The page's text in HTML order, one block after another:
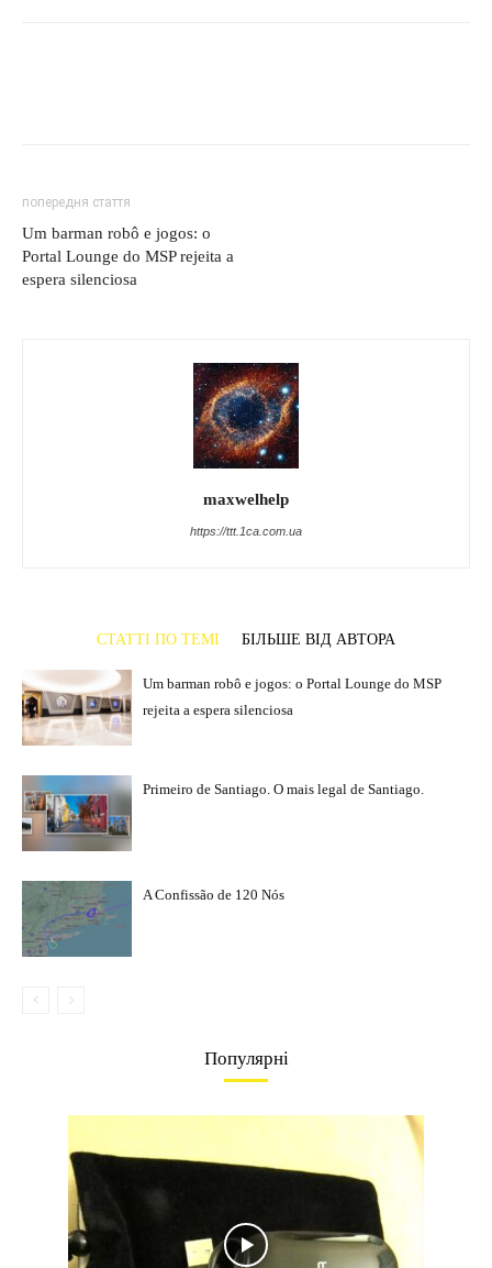
попередня стаття
Um barman robô e jogos: o
Portal Lounge do MSP rejeita a
espera silenciosa
maxwelhelp
https://ttt.1ca.com.ua
СТАТТІ ПО ТЕМІ БІЛЬШЕ ВІД АВТОРА
Um barman robô e jogos: o Portal Lounge do MSP
rejeita a espera silenciosa
Primeiro de Santiago. O mais legal de Santiago.
A Confissão de 120 Nós
Популярні